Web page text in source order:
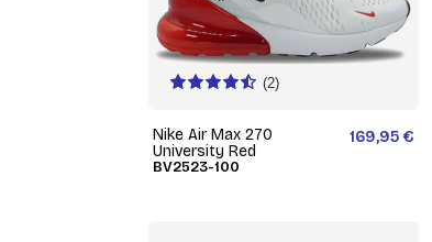
(2)
Nike Air Max 270
University Red
BV2523-100
169,95 €